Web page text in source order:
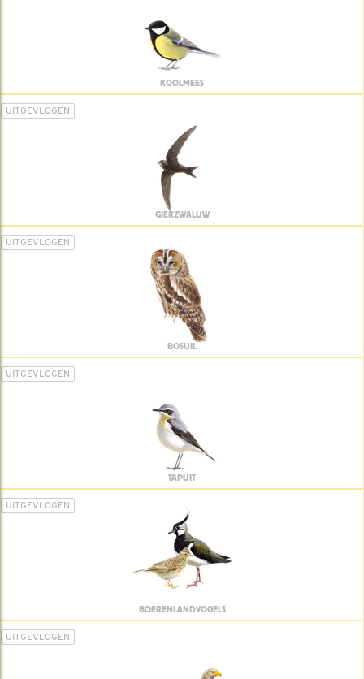
KOOLMEES
UITGEVLOGEN
GIERZWALUW
UITGEVLOGEN
BOSUIL
UITGEVLOGEN
TAPUIT
UITGEVLOGEN
BOERENLANDVOGELS
UITGEVLOGEN